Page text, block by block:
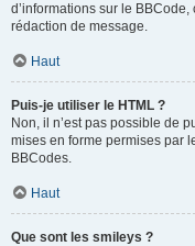
d’informations sur le
rédaction de message.
Haut
Puis-je utiliser le HTML ?
Non, il n’est pas possible de
mises en forme permises par
BBCodes.
Haut
Que sont les smileys ?